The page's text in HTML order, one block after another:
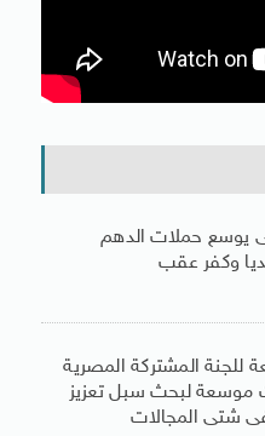
يوسع حملات الدهم
وكفر عقب
للجنة المشتركة المصرية
موسعة لبحث سبل تعزيز
فى شتى المجالات